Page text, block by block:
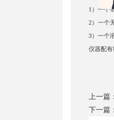
1）一个
2）一个
3）一个
仪器配有
上一篇：
下一篇：